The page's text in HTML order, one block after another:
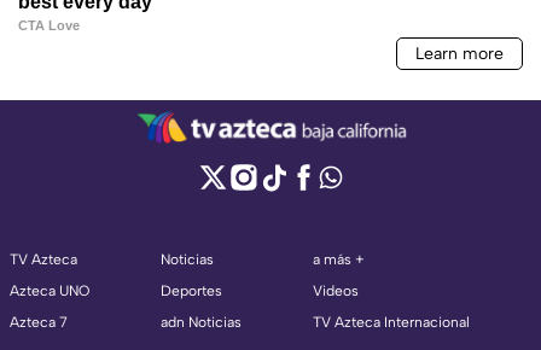
TV Azteca
Azteca UNO
Azteca 7
Noticias
Deportes
adn Noticias
a más +
Videos
TV Azteca Internacional